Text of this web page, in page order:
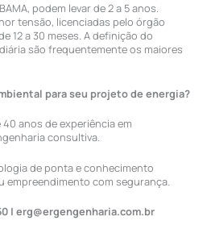
podem levar de 2 a 5 anos.
tensão, licenciadas pelo órgão
12 a 30 meses. A definição do
são frequentemente os maiores
para seu projeto de energia?
40 anos de experiência em
consultiva.
de ponta e conhecimento
empreendimento com segurança.
| erg@ergengenharia.com.br